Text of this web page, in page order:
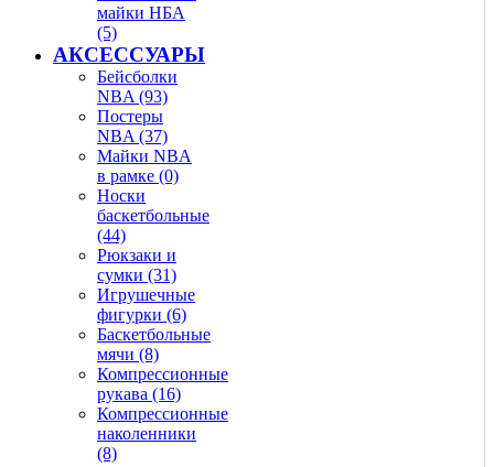
майки НБА
(5)
АКСЕССУАРЫ
Бейсболки
NBA (93)
Постеры
NBA (37)
Майки NBA
в рамке (0)
Носки
баскетбольные
(44)
Рюкзаки и
сумки (31)
Игрушечные
фигурки (6)
Баскетбольные
мячи (8)
Компрессионные
рукава (16)
Компрессионные
наколенники
(8)